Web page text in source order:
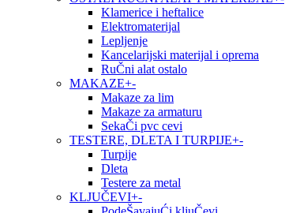
Klamerice i heftalice
Elektromaterijal
Lepljenje
Kancelarijski materijal i oprema
RuČni alat ostalo
MAKAZE+-
Makaze za lim
Makaze za armaturu
SekaČi pvc cevi
TESTERE, DLETA I TURPIJE+-
Turpije
Dleta
Testere za metal
KLJUČEVI+-